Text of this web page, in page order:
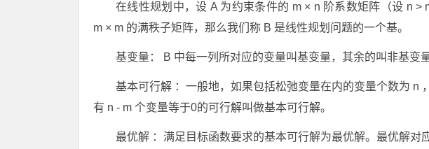
在线性规划中，设 A 为约束条件的 m × n 阶系数矩阵（设 n >
m × m 的满秩子矩阵，那么我们称 B 是线性规划问题的一个基。
基变量： B 中每一列所对应的变量叫基变量，其余的叫非基变量
基本可行解 ：一般地，如果包括松弛变量在内的变量个数为 n
有 n - m 个变量等于0的可行解叫做基本可行解。
最优解 ：满足目标函数要求的基本可行解为最优解。最优解对